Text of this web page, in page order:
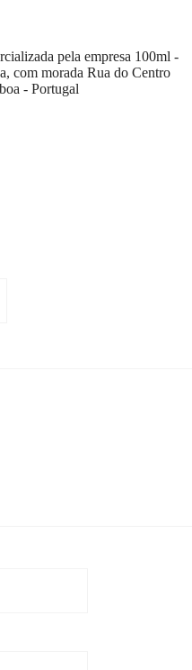
pela empresa 100ml -
com morada Rua do Centro
- Portugal